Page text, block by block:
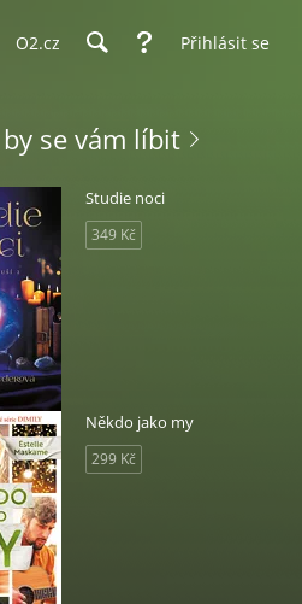
O2.cz Přihlásit se
se vám líbit
Studie noci
349 Kč
Někdo jako my
299 Kč